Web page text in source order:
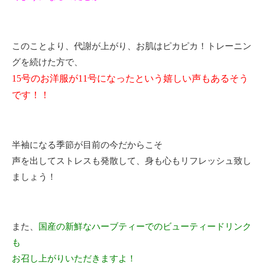
このことより、代謝が上がり、お肌はピカピカ！トレーニン
グを続けた方で、
15号のお洋服が11号になったという嬉しい声もあるそう
です！！
半袖になる季節が目前の今だからこそ
声を出してストレスも発散して、身も心もリフレッシュ致し
ましょう！
また、
国産の新鮮なハーブティーでのビューティードリンク
も
お召し上がりいただきますよ！